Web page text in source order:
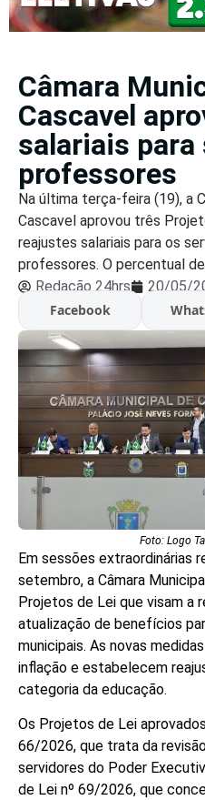
Câmara
Cascavel
salariais para
professores
Na última terça-feira (19), a
Cascavel aprovou três
reajustes salariais para os
professores. O percentual
Redação 24hrs
20/05/
Facebook
Foto: Logo
Em sessões extraordinárias
setembro, a Câmara
Projetos de Lei que visam a
atualização de benefícios
municipais. As novas
inflação e estabelecem
categoria da educação.
Os Projetos de Lei
66/2026, que trata da
servidores do Poder
de Lei nº 69/2026, que